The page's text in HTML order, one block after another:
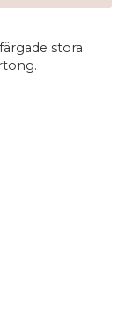
stora